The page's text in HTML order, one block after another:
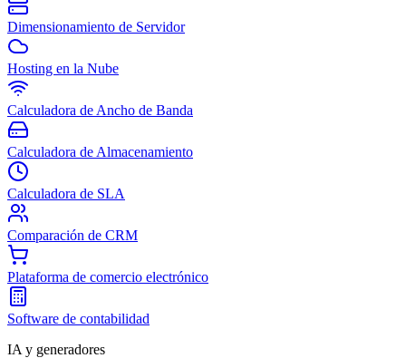
Dimensionamiento de Servidor
Hosting en la Nube
Calculadora de Ancho de Banda
Calculadora de Almacenamiento
Calculadora de SLA
Comparación de CRM
Plataforma de comercio electrónico
Software de contabilidad
IA y generadores